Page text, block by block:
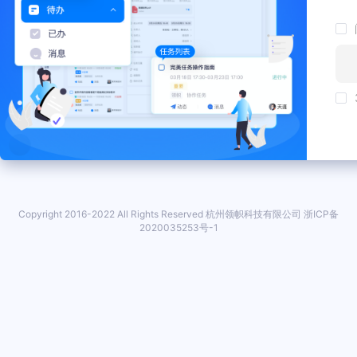
Copyright 2016-2022 All Rights Reserved 杭州领帜科技有限公司 浙ICP备
2020035253号-1